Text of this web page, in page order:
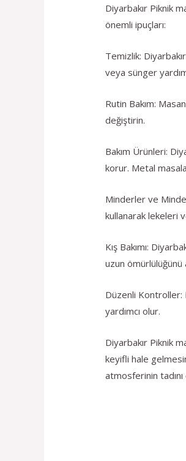
Diyarbakır Piknik
önemli ipuçları:
Temizlik:
veya sünger
Rutin Bakım:
değiştirin.
Bakım Ürünleri:
korur. Metal
Minderler ve
kullanarak lekeleri
Kış Bakımı:
uzun ömürlülüğünü
Düzenli Kontroller:
yardımcı olur.
Diyarbakır Piknik
keyifli hale
atmosferinin